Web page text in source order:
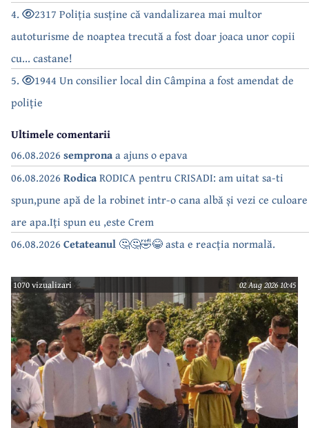
4.
2317 Poliția susține că vandalizarea mai multor
autoturisme de noaptea trecută a fost doar joaca unor copii
cu... castane!
5.
1944 Un consilier local din Câmpina a fost amendat de
poliție
Ultimele comentarii
06.08.2026 sempronaa ajuns o epava
06.08.2026 RodicaRODICA pentru CRISADI: am uitat sa-ti
spun,pune apă de la robinet intr-o cana albă și vezi ce culoare
are apa.Iți spun eu ,este Crem
06.08.2026 Cetateanul 🤔🤔🤣😂 asta e reacția normală.
1070 vizualizari 02 Aug 2026 10:45